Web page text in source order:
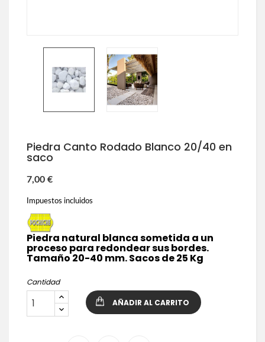
Piedra Canto Rodado Blanco 20/40 en
saco
7,00 €
Impuestos incluidos
Piedra natural blanca sometida a un
proceso para redondear sus bordes.
Tamaño 20-40 mm. Sacos de 25 Kg
Cantidad
AÑADIR AL CARRITO